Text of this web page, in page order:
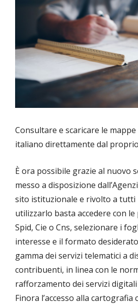
Consultare e scaricare le
italiano direttamente dal
È ora possibile grazie al nuovo
messo a disposizione
sito istituzionale e rivolto a tutti
utilizzarlo basta accedere con
Spid, Cie o Cns, selezionare i
interesse e il formato
gamma dei servizi telematici a
contribuenti, in linea con le
rafforzamento dei servizi digitali
Finora l’accesso alla cartografia